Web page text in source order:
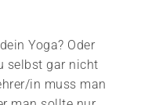
Yoga? Oder
selbst gar nicht
in muss man